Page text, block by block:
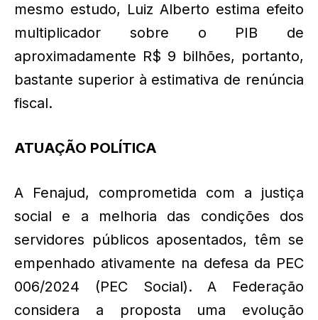
mesmo estudo, Luiz Alberto estima efeito
multiplicador sobre o PIB de
aproximadamente R$ 9 bilhões, portanto,
bastante superior à estimativa de renúncia
fiscal.
ATUAÇÃO POLÍTICA
A Fenajud, comprometida com a justiça
social e a melhoria das condições dos
servidores públicos aposentados, têm se
empenhado ativamente na defesa da PEC
006/2024 (PEC Social). A Federação
considera a proposta uma evolução